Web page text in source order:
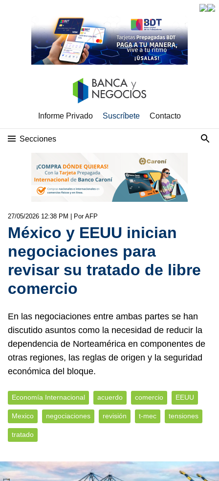
Informe Privado Suscríbete Contacto
Secciones
27/05/2026 12:38 PM | Por AFP
México y EEUU inician
negociaciones para
revisar su tratado de libre
comercio
En las negociaciones entre ambas partes se han
discutido asuntos como la necesidad de reducir la
dependencia de Norteamérica en componentes de
otras regiones, las reglas de origen y la seguridad
económica del bloque.
Economía Internacional acuerdo comercio EEUU
Mexico negociaciones revisión t-mec tensiones
tratado